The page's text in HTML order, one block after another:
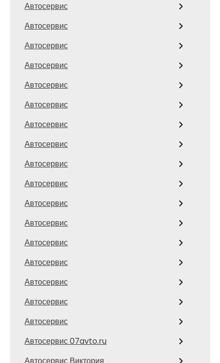
Автосервис
Автосервис
Автосервис
Автосервис
Автосервис
Автосервис
Автосервис
Автосервис
Автосервис
Автосервис
Автосервис
Автосервис
Автосервис
Автосервис
Автосервис
Автосервис
Автосервис
Автосервис 07avto.ru